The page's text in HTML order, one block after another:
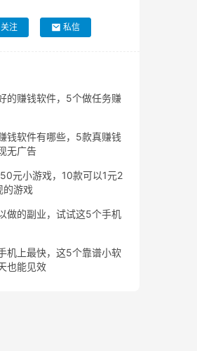
关注 私信
的赚钱软件，5个做任务赚
钱软件有哪些，5款真赚钱
无广告
元小游戏，10款可以1元2
的游戏
做的副业，试试这5个手机
机上最快，这5个靠谱小软
也能见效